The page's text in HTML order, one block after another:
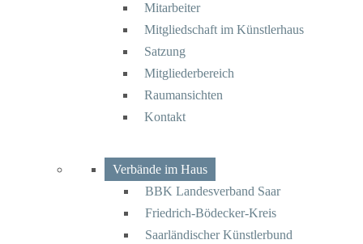
Mitarbeiter
Mitgliedschaft im Künstlerhaus
Satzung
Mitgliederbereich
Raumansichten
Kontakt
Verbände im Haus
BBK Landesverband Saar
Friedrich-Bödecker-Kreis
Saarländischer Künstlerbund